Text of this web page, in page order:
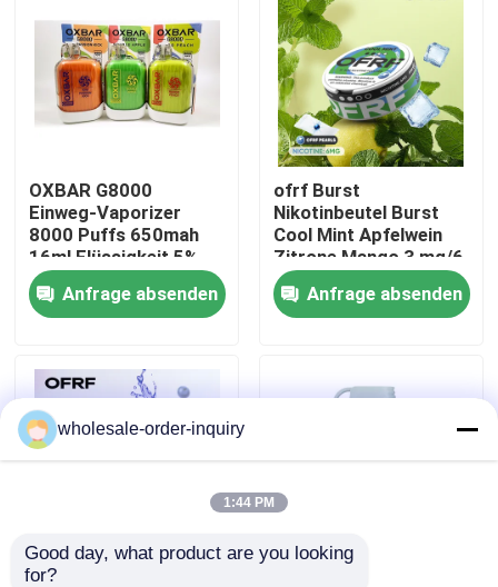
Videos
Fabrik-Ausflug
Qualitätskontrolle
Kontakt US
Fordern Sie ein Zitat
Nachfüllbare Hülse Vapes
Wegwerfhülse Vapes
OXBAR G8000
Einweg-Vaporizer
8000 Puffs 650mah
16ml Flüssigkeit 5%
Einweg-Kit
Anfrage absenden
ofrf Burst
Nikotinbeutel Burst
Cool Mint Apfelwein
Zitrone Mango 3 mg/6
mg
Anfrage absenden
von Nikotinsäcken
wholesale-order-inquiry
1:44 PM
Good day, what product are you looking
for?